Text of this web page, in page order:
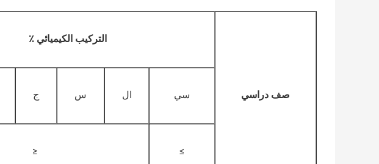
صف دراسي
التركيب الكيميائي ٪
سي ال س ج
≥
≤